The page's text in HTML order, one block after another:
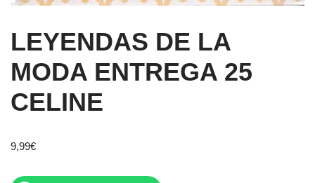
LEYENDAS DE LA
MODA ENTREGA 25
CELINE
9,99€